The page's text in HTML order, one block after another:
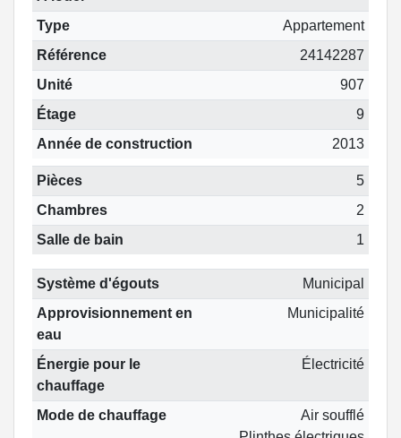
Type
Appartement
Référence
24142287
Unité
907
Étage
9
Année de construction
2013
Pièces
5
Chambres
2
Salle de bain
1
Système d'égouts
Municipal
Approvisionnement en
eau
Municipalité
Énergie pour le
chauffage
Électricité
Mode de chauffage
Air soufflé